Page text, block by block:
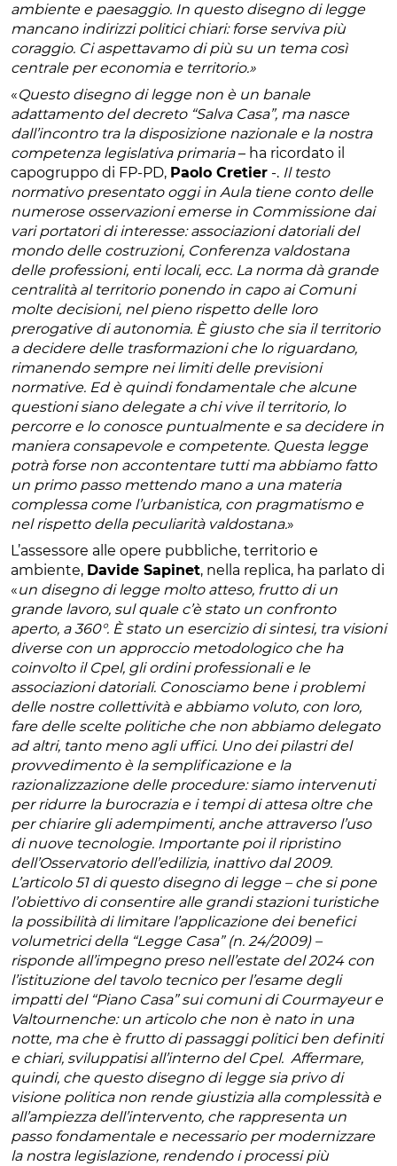
ambiente e paesaggio. In questo disegno di legge
mancano indirizzi politici chiari: forse serviva più
coraggio. Ci aspettavamo di più su un tema così
centrale per economia e territorio.»
«Questo disegno di legge non è un banale
adattamento del decreto “Salva Casa”, ma nasce
dall’incontro tra la disposizione nazionale e la nostra
competenza legislativa primaria– ha ricordato il
capogruppo di FP-PD, Paolo Cretier -. Il testo
normativo presentato oggi in Aula tiene conto delle
numerose osservazioni emerse in Commissione dai
vari portatori di interesse: associazioni datoriali del
mondo delle costruzioni, Conferenza valdostana
delle professioni, enti locali, ecc. La norma dà grande
centralità al territorio ponendo in capo ai Comuni
molte decisioni, nel pieno rispetto delle loro
prerogative di autonomia. È giusto che sia il territorio
a decidere delle trasformazioni che lo riguardano,
rimanendo sempre nei limiti delle previsioni
normative. Ed è quindi fondamentale che alcune
questioni siano delegate a chi vive il territorio, lo
percorre e lo conosce puntualmente e sa decidere in
maniera consapevole e competente. Questa legge
potrà forse non accontentare tutti ma abbiamo fatto
un primo passo mettendo mano a una materia
complessa come l’urbanistica, con pragmatismo e
nel rispetto della peculiarità valdostana.»
L’assessore alle opere pubbliche, territorio e
ambiente, Davide Sapinet, nella replica, ha parlato di
«un disegno di legge molto atteso, frutto di un
grande lavoro, sul quale c’è stato un confronto
aperto, a 360°. È stato un esercizio di sintesi, tra visioni
diverse con un approccio metodologico che ha
coinvolto il Cpel, gli ordini professionali e le
associazioni datoriali. Conosciamo bene i problemi
delle nostre collettività e abbiamo voluto, con loro,
fare delle scelte politiche che non abbiamo delegato
ad altri, tanto meno agli uffici. Uno dei pilastri del
provvedimento è la semplificazione e la
razionalizzazione delle procedure: siamo intervenuti
per ridurre la burocrazia e i tempi di attesa oltre che
per chiarire gli adempimenti, anche attraverso l’uso
di nuove tecnologie. Importante poi il ripristino
dell’Osservatorio dell’edilizia, inattivo dal 2009.
L’articolo 51 di questo disegno di legge – che si pone
l’obiettivo di consentire alle grandi stazioni turistiche
la possibilità di limitare l’applicazione dei benefici
volumetrici della “Legge Casa” (n. 24/2009) –
risponde all’impegno preso nell’estate del 2024 con
l’istituzione del tavolo tecnico per l’esame degli
impatti del “Piano Casa” sui comuni di Courmayeur e
Valtournenche: un articolo che non è nato in una
notte, ma che è frutto di passaggi politici ben definiti
e chiari, sviluppatisi all’interno del Cpel. Affermare,
quindi, che questo disegno di legge sia privo di
visione politica non rende giustizia alla complessità e
all’ampiezza dell’intervento, che rappresenta un
passo fondamentale e necessario per modernizzare
la nostra legislazione, rendendo i processi più